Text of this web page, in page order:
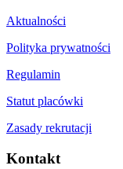
Aktualności
Polityka prywatności
Regulamin
Statut placówki
Zasady rekrutacji
Kontakt